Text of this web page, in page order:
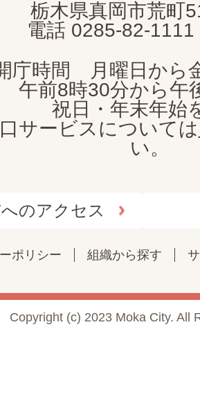
栃木県真岡市荒町
電話 0285-82-1111
庁時間 月曜日から
午前8時30分から午
祝日・年末年始
サービスについては
い。
のアクセス
ポリシー 組織から探す
Copyright (c) 2023 Moka City. All